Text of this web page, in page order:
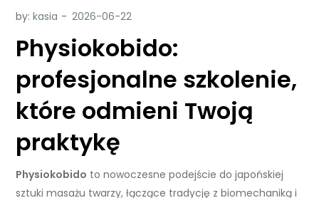
by:kasia
Physiokobido:
profesjonalne szkolenie,
które odmieni Twoją
praktykę
Physiokobido to nowoczesne podejście do japońskiej
sztuki masażu twarzy, łączące tradycję z biomechaniką i